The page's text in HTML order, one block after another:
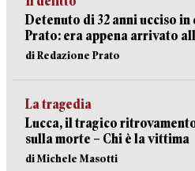
Detenuto di 32 anni ucciso
Prato: era appena arrivato
di Redazione Prato
La tragedia
Lucca, il tragico
sulla morte – Chi è la vittima
di Michele Masotti